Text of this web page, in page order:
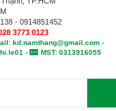
- 0914851452
3773 0123
kd.namthang@gmail.com -
- MST: 0313916055